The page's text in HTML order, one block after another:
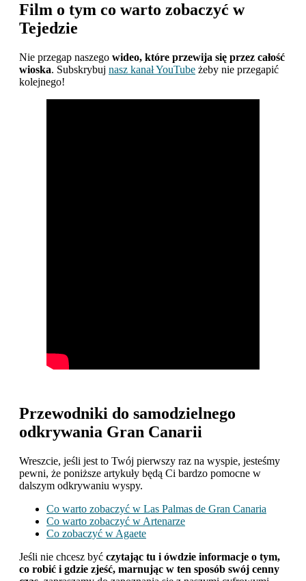
Film o tym co warto zobaczyć w
Tejedzie
Nie przegap naszego wideo, które przewija się przez całość
wioska. Subskrybuj nasz kanał YouTube żeby nie przegapić
kolejnego!
Przewodniki do samodzielnego
odkrywania Gran Canarii
Wreszcie, jeśli jest to Twój pierwszy raz na wyspie, jesteśmy
pewni, że poniższe artykuły będą Ci bardzo pomocne w
dalszym odkrywaniu wyspy.
Co warto zobaczyć w Las Palmas de Gran Canaria
Co warto zobaczyć w Artenarze
Co zobaczyć w Agaete
Jeśli nie chcesz być czytając tu i ówdzie informacje o tym,
co robić i gdzie zjeść, marnując w ten sposób swój cenny